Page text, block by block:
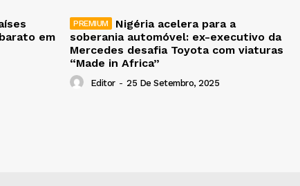
em
Nigéria acelera para a
soberania automóvel: ex-executivo da
Mercedes desafia Toyota com viaturas
“Made in Africa”
Editor - 25 De Setembro, 2025